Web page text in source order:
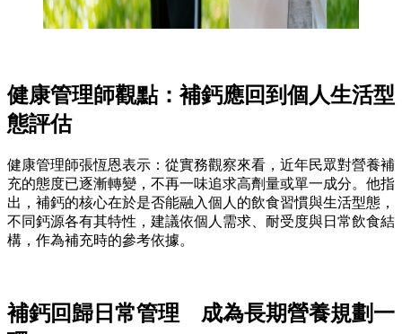
健康管理師觀點：補鈣應回到個人生活型
態評估
健康管理師張恆恩表示：從實務觀察來看，近年民眾對營養補
充的態度已逐漸轉變，不再一味追求高劑量或單一成分。他指
出，補鈣的核心在於是否能融入個人的飲食習慣與生活型態，
不同鈣源各有其特性，建議依個人需求、耐受度與日常飲食結
構，作為補充時的參考依據。
補鈣回歸日常管理 成為長期營養規劃一